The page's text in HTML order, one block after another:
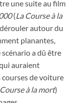
une suite au film
(La Course à la
autour du
planantes,
a dû être
auraient
courses de voiture
Course à la mort)